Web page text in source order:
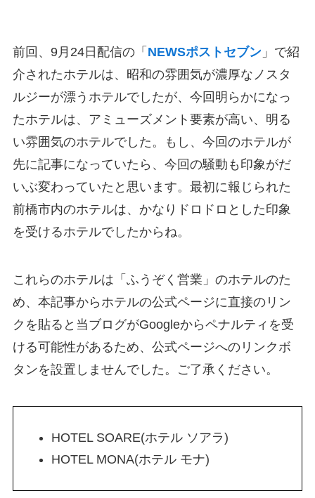
前回、9月24日配信の「 NEWSポストセブン」で紹
介されたホテルは、昭和の雰囲気が濃厚なノスタ
ルジーが漂うホテルでしたが、今回明らかになっ
たホテルは、アミューズメント要素が高い、明る
い雰囲気のホテルでした。もし、今回のホテルが
先に記事になっていたら、今回の騒動も印象がだ
いぶ変わっていたと思います。最初に報じられた
前橋市内のホテルは、かなりドロドロとした印象
を受けるホテルでしたからね。
これらのホテルは「ふうぞく営業」のホテルのた
め、本記事からホテルの公式ページに直接のリン
クを貼ると当ブログがGoogleからペナルティを受
ける可能性があるため、公式ページへのリンクボ
タンを設置しませんでした。ご了承ください。
HOTEL SOARE(ホテル ソアラ)
HOTEL MONA(ホテル モナ)